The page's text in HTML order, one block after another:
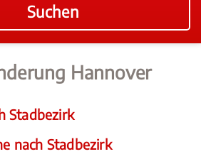
Suchen
Hannover
Stadbezirk
nach Stadbezirk